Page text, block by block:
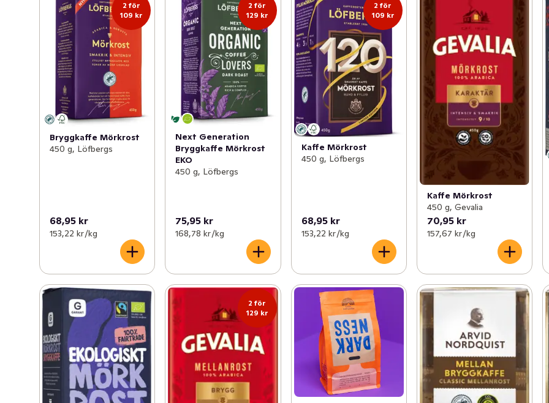
2 för
109 kr
Bryggkaffe Mörkrost
450 g, Löfbergs
68,95 kr
153,22 kr /kg
2 för
129 kr
Next Generation
Bryggkaffe Mörkrost
EKO
450 g, Löfbergs
75,95 kr
168,78 kr /kg
2 för
109 kr
Kaffe Mörkrost
450 g, Löfbergs
68,95 kr
153,22 kr /kg
Kaffe Mörkrost
450 g, Gevalia
70,95 kr
157,67 kr /kg
2 för
129 kr